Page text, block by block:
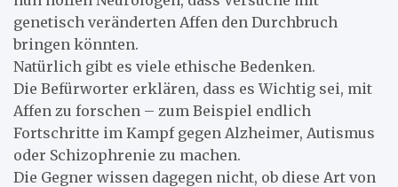
genetisch veränderten Affen den Durchbruch
bringen könnten.
Natürlich gibt es viele ethische Bedenken.
Die Befürworter erklären, dass es Wichtig sei, mit
Affen zu forschen – zum Beispiel endlich
Fortschritte im Kampf gegen Alzheimer, Autismus
oder Schizophrenie zu machen.
Die Gegner wissen dagegen nicht, ob diese Art von